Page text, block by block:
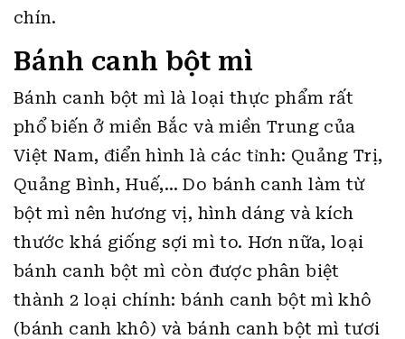
chín.
Bánh canh bột mì
Bánh canh bột mì là loại thực phẩm rất
phổ biến ở miền Bắc và miền Trung của
Việt Nam, điển hình là các tỉnh: Quảng Trị,
Quảng Bình, Huế,… Do bánh canh làm từ
bột mì nên hương vị, hình dáng và kích
thước khá giống sợi mì to. Hơn nữa, loại
bánh canh bột mì còn được phân biệt
thành 2 loại chính: bánh canh bột mì khô
(bánh canh khô) và bánh canh bột mì tươi